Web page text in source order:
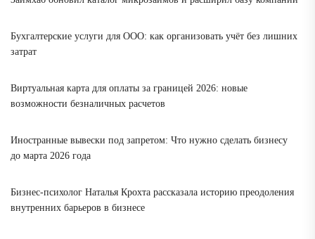
Бухгалтерские услуги для ООО: как организовать учёт без лишних
затрат
Виртуальная карта для оплаты за границей 2026: новые
возможности безналичных расчетов
Иностранные вывески под запретом: Что нужно сделать бизнесу
до марта 2026 года
Бизнес-психолог Наталья Крохта рассказала историю преодоления
внутренних барьеров в бизнесе